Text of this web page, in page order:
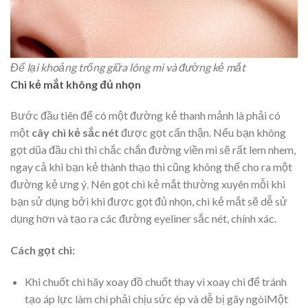
Để lại khoảng trống giữa lông mi và đường kẻ mắt
Chì kẻ mắt không đủ nhọn
Bước đầu tiên để có một đường kẻ thanh mảnh là phải có
một cây chì kẻ sắc nét được gọt cẩn thận. Nếu bạn không
gọt dũa đầu chì thì chắc chắn đường viền mi sẽ rất lem nhem,
ngay cả khi bạn kẻ thành thạo thì cũng không thể cho ra một
đường kẻ ưng ý. Nên gọt chì kẻ mắt thường xuyên mỗi khi
bạn sử dụng bởi khi được gọt đủ nhọn, chì kẻ mắt sẽ dễ sử
dụng hơn và tạo ra các đường eyeliner sắc nét, chính xác.
Cách gọt chì:
Khi chuốt chì hãy xoay đồ chuốt thay vì xoay chì để tránh
tạo áp lực làm chì phải chịu sức ép và dễ bị gãy ngòiMột